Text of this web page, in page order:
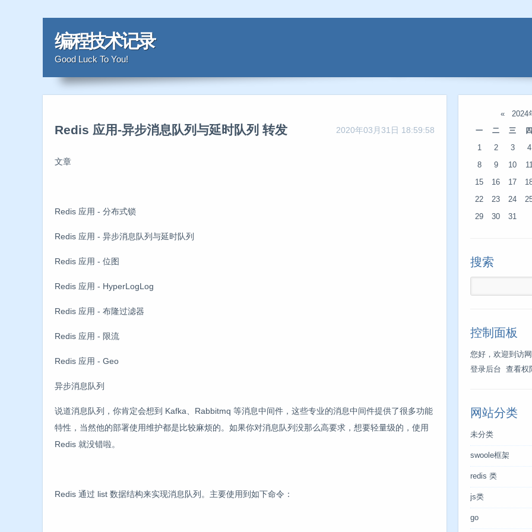
编程技术记录
Good Luck To You!
2020年03月31日 18:59:58
Redis 应用-异步消息队列与延时队列 转发
文章
Redis 应用 - 分布式锁
Redis 应用 - 异步消息队列与延时队列
Redis 应用 - 位图
Redis 应用 - HyperLogLog
Redis 应用 - 布隆过滤器
Redis 应用 - 限流
Redis 应用 - Geo
异步消息队列
说道消息队列，你肯定会想到 Kafka、Rabbitmq 等消息中间件，这些专业的消息中间件提供了很多功能
特性，当然他的部署使用维护都是比较麻烦的。如果你对消息队列没那么高要求，想要轻量级的，使用
Redis 就没错啦。
Redis 通过 list 数据结构来实现消息队列。主要使用到如下命令：
«
2024
一
二 三 四
1 2 3 4
8 9 10
15 16 17
22 23 24
29 30 31
搜索
控制面板
您好，欢迎到访
登录后台
查看权
网站分类
未分类
swoole框架
redis 类
js类
go